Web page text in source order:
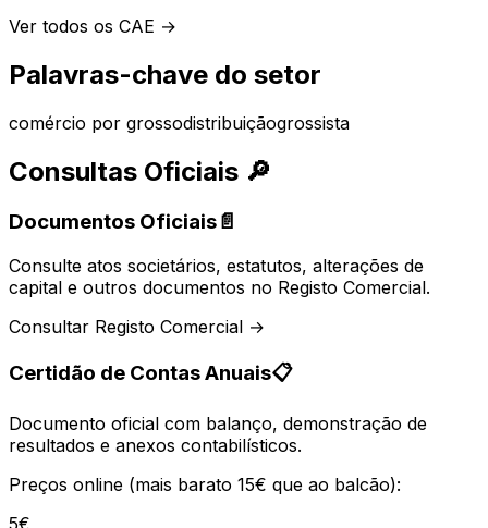
Ver todos os CAE →
Palavras-chave do setor
comércio por grossodistribuiçãogrossista
Consultas Oficiais 🔎
Documentos Oficiais📄
Consulte atos societários, estatutos, alterações de
capital e outros documentos no Registo Comercial.
Consultar Registo Comercial →
Certidão de Contas Anuais📋
Documento oficial com balanço, demonstração de
resultados e anexos contabilísticos.
Preços online (mais barato 15€ que ao balcão):